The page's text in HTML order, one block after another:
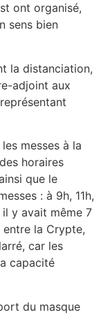
ont organisé,
sens bien
la distanciation,
adjoint aux
messes à la
horaires
que le
: à 9h, 11h,
il y avait même 7
entre la Crypte,
car les
capacité
du masque